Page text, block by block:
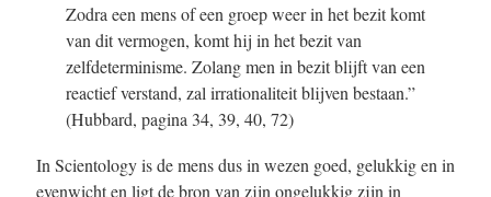
Zodra een mens of een groep weer in het bezit komt
van dit vermogen, komt hij in het bezit van
zelfdeterminisme. Zolang men in bezit blijft van een
reactief verstand, zal irrationaliteit blijven bestaan.”
(Hubbard, pagina 34, 39, 40, 72)
In Scientology is de mens dus in wezen goed, gelukkig en in
evenwicht en ligt de bron van zijn ongelukkig zijn in